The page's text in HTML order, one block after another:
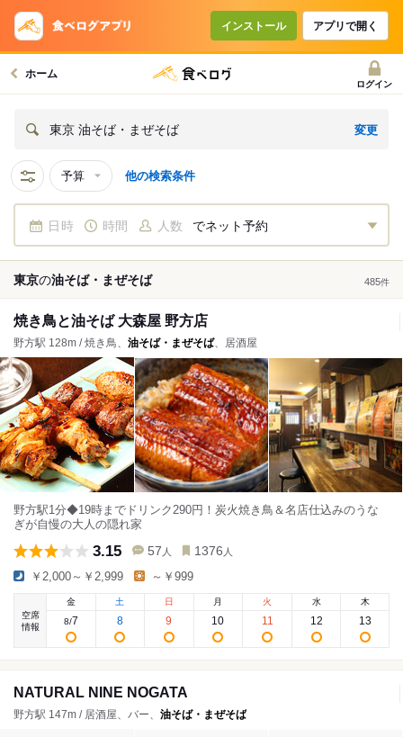
インストール アプリで開く
ホーム
ログイン
東京 油そば・まぜそば 変更
予算 他の検索条件
日時 時間 人数 でネット予約
東京の油そば・まぜそば 485件
焼き鳥と油そば 大森屋 野方店
野方駅 128m / 焼き鳥、 油そば・まぜそば、居酒屋
野方駅1分◆19時までドリンク290円！炭火焼き鳥＆名店仕込みのうな
ぎが自慢の大人の隠れ家
3.15 57 人 1376 人
￥2,000～￥2,999 ～￥999
空席
情報
金
8/7
土
8
日
9
月
10
火
11
水
12
木
13
NATURAL NINE NOGATA
野方駅 147m / 居酒屋、バー、 油そば・まぜそば